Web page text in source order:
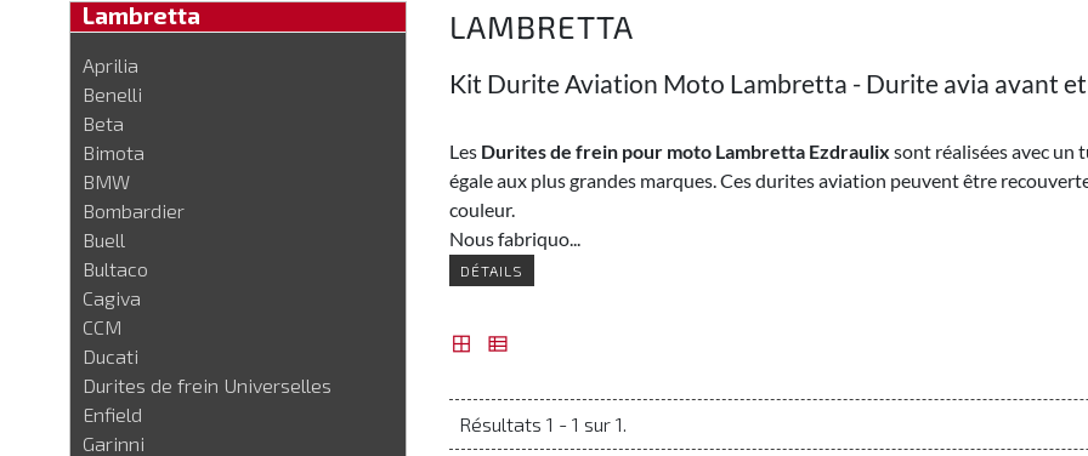
Lambretta
Aprilia
Benelli
Beta
Bimota
BMW
Bombardier
Buell
Bultaco
Cagiva
CCM
Ducati
Durites de frein Universelles
Enfield
Garinni
LAMBRETTA
Kit Durite Aviation Moto Lambretta - Durite avia avant
Les Durites de frein pour moto Lambretta Ezdraulix sont réalisées avec un
égale aux plus grandes marques. Ces durites aviation peuvent être
couleur.
Nous fabriquo...
DÉTAILS
Résultats 1 - 1 sur 1.